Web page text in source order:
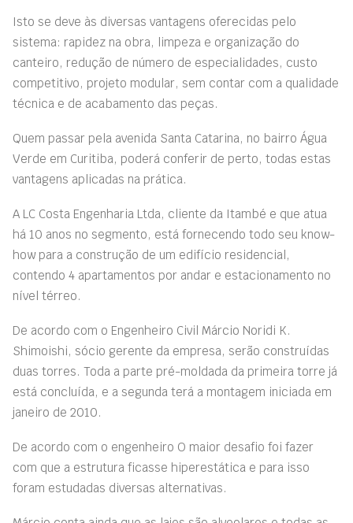
Isto se deve às diversas vantagens oferecidas pelo
sistema: rapidez na obra, limpeza e organização do
canteiro, redução de número de especialidades, custo
competitivo, projeto modular, sem contar com a qualidade
técnica e de acabamento das peças.
Quem passar pela avenida Santa Catarina, no bairro Água
Verde em Curitiba, poderá conferir de perto, todas estas
vantagens aplicadas na prática.
A LC Costa Engenharia Ltda, cliente da Itambé e que atua
há 10 anos no segmento, está fornecendo todo seu know-
how para a construção de um edifício residencial,
contendo 4 apartamentos por andar e estacionamento no
nível térreo.
De acordo com o Engenheiro Civil Márcio Noridi K.
Shimoishi, sócio gerente da empresa, serão construídas
duas torres. Toda a parte pré-moldada da primeira torre já
está concluída, e a segunda terá a montagem iniciada em
janeiro de 2010.
De acordo com o engenheiro O maior desafio foi fazer
com que a estrutura ficasse hiperestática e para isso
foram estudadas diversas alternativas.